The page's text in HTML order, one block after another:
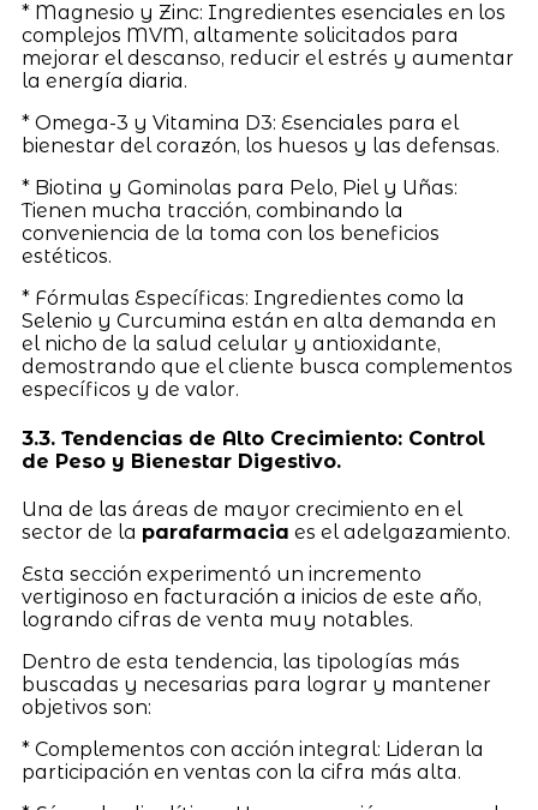
* Magnesio y Zinc: Ingredientes esenciales en los
complejos MVM, altamente solicitados para
mejorar el descanso, reducir el estrés y aumentar
la energía diaria.
* Omega-3 y Vitamina D3: Esenciales para el
bienestar del corazón, los huesos y las defensas.
* Biotina y Gominolas para Pelo, Piel y Uñas:
Tienen mucha tracción, combinando la
conveniencia de la toma con los beneficios
estéticos.
* Fórmulas Específicas: Ingredientes como la
Selenio y Curcumina están en alta demanda en
el nicho de la salud celular y antioxidante,
demostrando que el cliente busca complementos
específicos y de valor.
3.3. Tendencias de Alto Crecimiento: Control
de Peso y Bienestar Digestivo.
Una de las áreas de mayor crecimiento en el
sector de la parafarmacia es el adelgazamiento.
Esta sección experimentó un incremento
vertiginoso en facturación a inicios de este año,
logrando cifras de venta muy notables.
Dentro de esta tendencia, las tipologías más
buscadas y necesarias para lograr y mantener
objetivos son:
* Complementos con acción integral: Lideran la
participación en ventas con la cifra más alta.